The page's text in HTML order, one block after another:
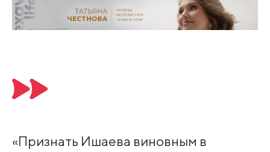
«Признать Ишаева виновным в